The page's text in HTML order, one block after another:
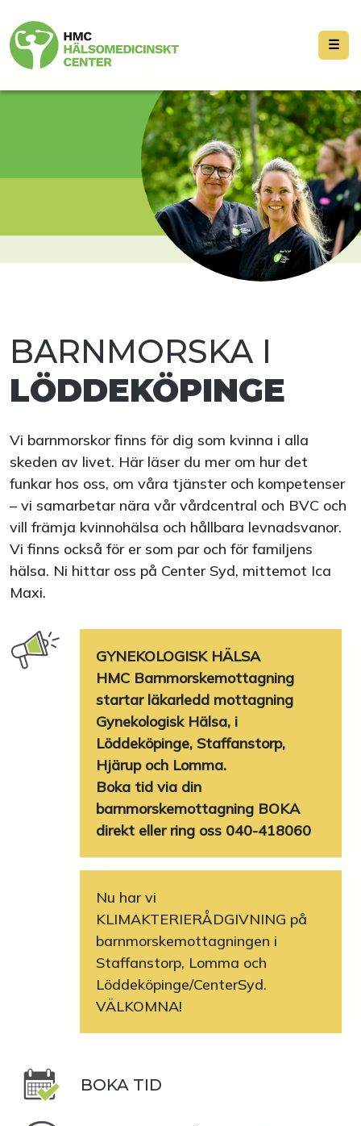
☰
BARNMORSKA I
LÖDDEKÖPINGE
Vi barnmorskor finns för dig som kvinna i alla
skeden av livet. Här läser du mer om hur det
funkar hos oss, om våra tjänster och kompetenser
– vi samarbetar nära vår vårdcentral och BVC och
vill främja kvinnohälsa och hållbara levnadsvanor.
Vi finns också för er som par och för familjens
hälsa. Ni hittar oss på Center Syd, mittemot Ica
Maxi.
GYNEKOLOGISK HÄLSA
HMC Barnmorskemottagning
startar läkarledd mottagning
Gynekologisk Hälsa, i
Löddeköpinge, Staffanstorp,
Hjärup och Lomma.
Boka tid via din
barnmorskemottagning BOKA
direkt eller ring oss 040-418060
Nu har vi
KLIMAKTERIERÅDGIVNING på
barnmorskemottagningen i
Staffanstorp, Lomma och
Löddeköpinge/CenterSyd.
VÄLKOMNA!
BOKA TID